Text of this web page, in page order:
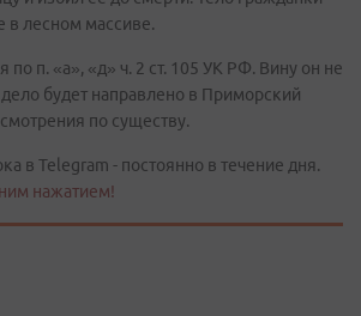
в лесном массиве.
по п. «а», «д» ч. 2 ст. 105 УК РФ. Вину он не
будет направлено в Приморский
по существу.
в Telegram - постоянно в течение дня.
нажатием!